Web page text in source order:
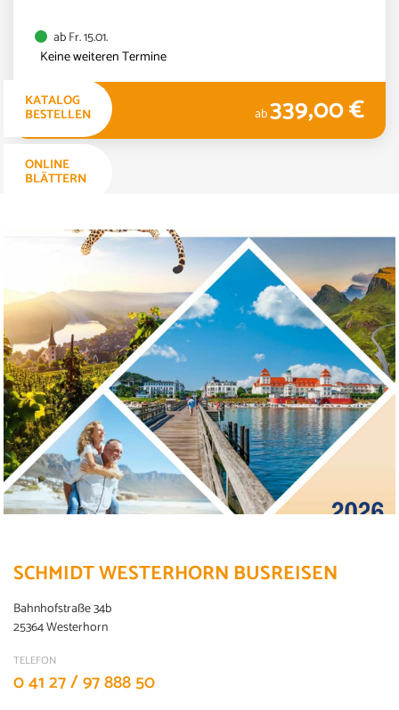
ab Fr. 15.01.
Keine weiteren Termine
3 TAGE ab339,00 €
KATALOG
BESTELLEN
ONLINE
BLÄTTERN
SCHMIDT WESTERHORN BUSREISEN
Bahnhofstraße 34b
25364 Westerhorn
TELEFON
0 41 27 / 97 888 50